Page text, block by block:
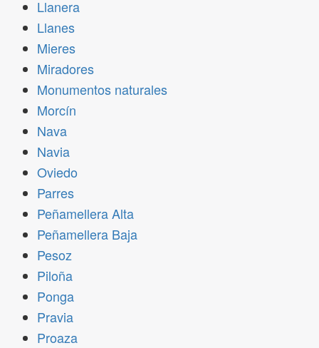
Llanera
Llanes
Mieres
Miradores
Monumentos naturales
Morcín
Nava
Navia
Oviedo
Parres
Peñamellera Alta
Peñamellera Baja
Pesoz
Piloña
Ponga
Pravia
Proaza